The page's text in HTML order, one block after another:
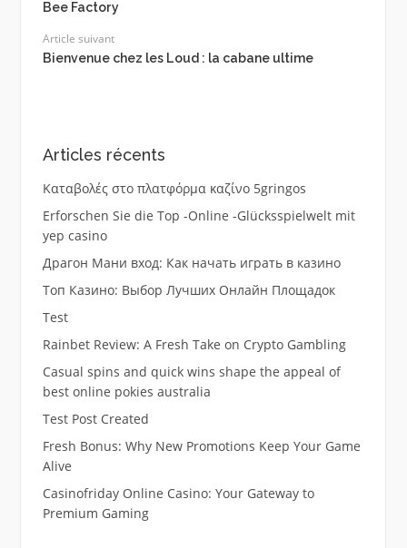
Bee Factory
Article suivant
Bienvenue chez les Loud : la cabane ultime
Articles récents
Καταβολές στο πλατφόρμα καζίνο 5gringos
Erforschen Sie die Top -Online -Glücksspielwelt mit
yep casino
Драгон Мани вход: Как начать играть в казино
Топ Казино: Выбор Лучших Онлайн Площадок
Test
Rainbet Review: A Fresh Take on Crypto Gambling
Casual spins and quick wins shape the appeal of
best online pokies australia
Test Post Created
Fresh Bonus: Why New Promotions Keep Your Game
Alive
Casinofriday Online Casino: Your Gateway to
Premium Gaming